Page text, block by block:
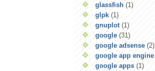
glassfish (1)
glpk (1)
gnuplot (1)
google (31)
google adsense (2)
google app engine
google apps (1)